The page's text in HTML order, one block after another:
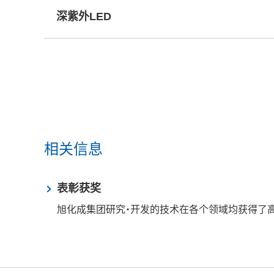
深紫外LED
相关信息
表彰获奖
旭化成集团研究・开发的技术在各个领域均获得了